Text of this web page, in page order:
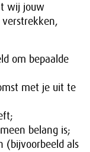
wij jouw
verstrekken,
om bepaalde
met je uit te
belang is;
(bijvoorbeeld als